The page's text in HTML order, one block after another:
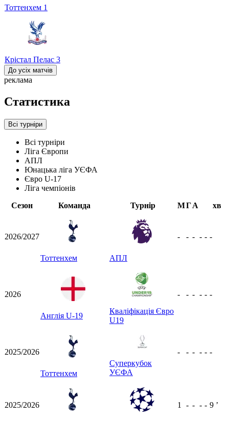
Тоттенхем 1
Крістал Пелас 3
До усіх матчів
реклама
Статистика
Всі турніри
Всі турніри
Ліга Європи
АПЛ
Юнацька ліга УЄФА
Євро U-17
Ліга чемпіонів
Сезон
Команда Турнір МГА хв
2026/2027
Тоттенхем АПЛ
- - - - - -
2026
Англія U-19
Кваліфікація Євро
U19
- - - - - -
2025/2026
Тоттенхем
Суперкубок
УЄФА
- - - - - -
2025/2026 1 - - - - 9 ʼ